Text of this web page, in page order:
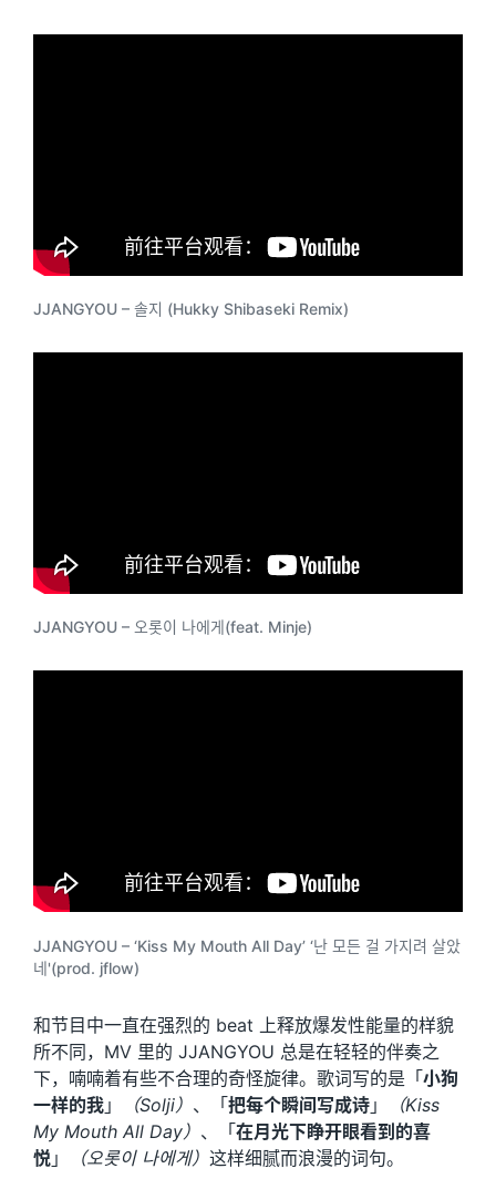
JJANGYOU – 솔지 (Hukky Shibaseki Remix)
JJANGYOU – 오롯이 나에게(feat. Minje)
JJANGYOU – ‘Kiss My Mouth All Day’ ‘난 모든 걸 가지려 살았
네'(prod. jflow)
和节目中一直在强烈的 beat 上释放爆发性能量的样貌
所不同，MV 里的 JJANGYOU 总是在轻轻的伴奏之
下，喃喃着有些不合理的奇怪旋律。歌词写的是「小狗
一样的我 」 （Solji） 、「把每个瞬间写成诗 」
（Kiss
My Mouth All Day） 、「在月光下睁开眼看到的喜
悦 」 （오롯이 나에게） 这样细腻而浪漫的词句。